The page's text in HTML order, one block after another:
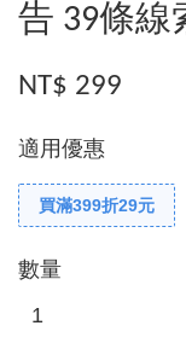
告 39條線
NT$ 299
適用優惠
買滿399折29元
數量